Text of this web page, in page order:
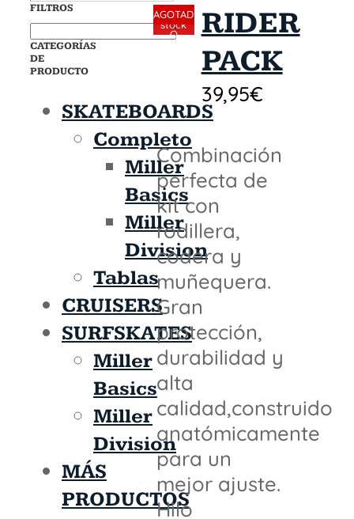
Sin
stock
AGOTAD
O
RIDER
PACK
39,95€
Combinación
perfecta de
kit con
rodillera,
codera y
muñequera.
Gran
protección,
durabilidad y
alta
calidad,construido
anatómicamente
para un
mejor ajuste.
Hilo
FILTROS
CATEGORÍAS
DE
PRODUCTO
SKATEBOARDS
Completo
Miller
Basics
Miller
Division
Tablas
CRUISERS
SURFSKATES
Miller
Basics
Miller
Division
MÁS
PRODUCTOS